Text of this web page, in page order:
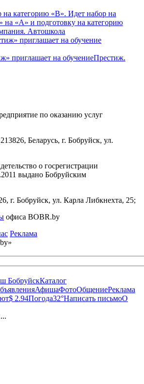
категорию «В». Идет набор на
на «А» и подготовку на категорию
Автошкола
приглашает на обучениеПрестиж.
по оказанию услуг
213826, Беларусь, г. Бобруйск, ул.
о госрегистрации
выдано Бобруйским
г. Бобруйск, ул. Карла Либкнехта, 25;
офиса BOBR.by
Реклама
БобруйскКаталог
АфишаФотоОбщениеРеклама
$ 2.94Погода32°Написать письмоО